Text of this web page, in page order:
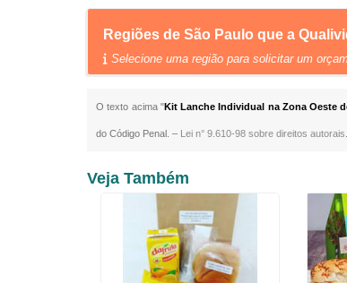
Regiões de São Paulo que a
Selecione uma região para solicitar um
O texto acima "Kit Lanche Individual na Zona Oeste
do Código Penal. – Lei n° 9.610-98 sobre direitos autorais
Veja Também